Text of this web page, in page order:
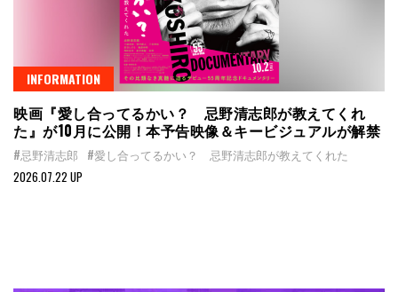
INFORMATION
映画『愛し合ってるかい？ 忌野清志郎が教えてくれ
た』が10月に公開！本予告映像＆キービジュアルが解禁
#忌野清志郎 #愛し合ってるかい？ 忌野清志郎が教えてくれた
2026.07.22 UP